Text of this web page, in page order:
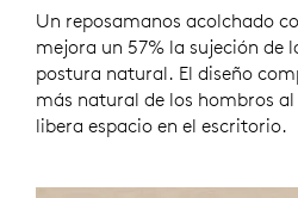
Un reposamanos acolchado
mejora un 57% la sujeción de
postura natural. El diseño
más natural de los hombros
libera espacio en el escritorio.